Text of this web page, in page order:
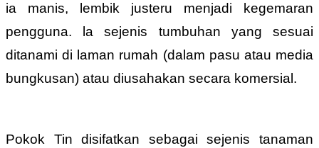
ia manis, lembik justeru menjadi kegemaran
pengguna. la sejenis tumbuhan yang sesuai
ditanami di laman rumah (dalam pasu atau media
bungkusan) atau diusahakan secara komersial.
Pokok Tin disifatkan sebagai sejenis tanaman